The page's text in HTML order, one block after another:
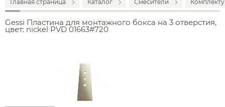
Главная страница Каталог Смесители
Gessi Пластина для монтажного бокса на 3 отверстия,
цвет: nickel PVD 01663#720